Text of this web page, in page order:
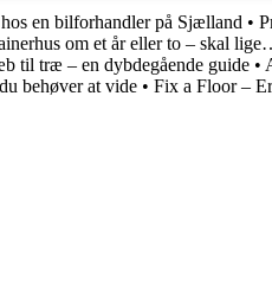
en bilforhandler på Sjælland •
om et år eller to – skal
til træ – en dybdegående guide •
behøver at vide • Fix a Floor –